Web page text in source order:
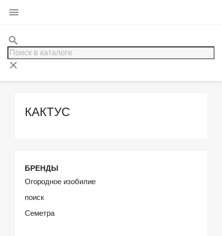

search
clear
КАКТУС
БРЕНДЫ
Огородное изобилие
поиск
Семетра